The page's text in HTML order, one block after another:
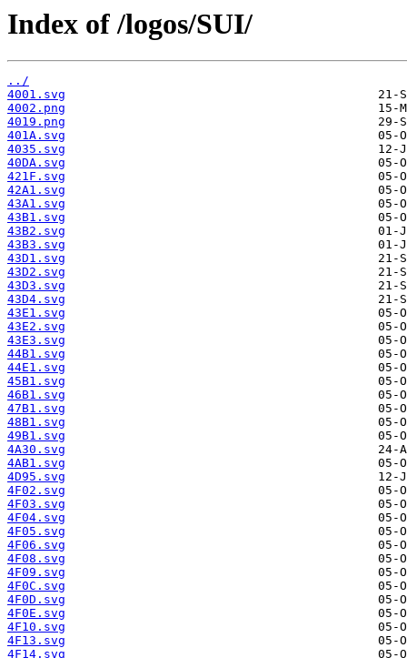
Index of /logos/SUI/
../
4001.svg
4002.png
4019.png
401A.svg
4035.svg
40DA.svg
421F.svg
42A1.svg
43A1.svg
43B1.svg
43B2.svg
43B3.svg
43D1.svg
43D2.svg
43D3.svg
43D4.svg
43E1.svg
43E2.svg
43E3.svg
44B1.svg
44E1.svg
45B1.svg
46B1.svg
47B1.svg
48B1.svg
49B1.svg
4A30.svg
4AB1.svg
4D95.svg
4F02.svg
4F03.svg
4F04.svg
4F05.svg
4F06.svg
4F08.svg
4F09.svg
4F0C.svg
4F0D.svg
4F0E.svg
4F10.svg
4F13.svg
4F14.svg